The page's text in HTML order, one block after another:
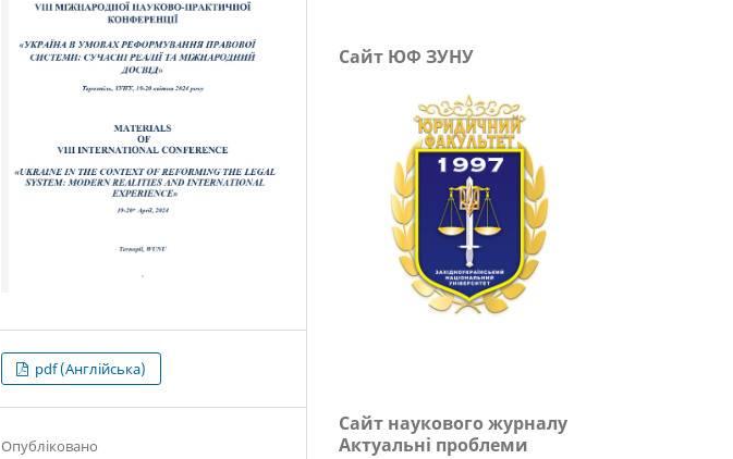
pdf (Англійська)
Опубліковано
Сайт ЮФ ЗУНУ
Сайт наукового журналу
Актуальні проблеми